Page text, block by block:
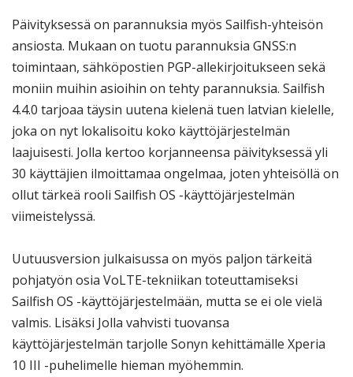
Päivityksessä on parannuksia myös Sailfish-yhteisön
ansiosta. Mukaan on tuotu parannuksia GNSS:n
toimintaan, sähköpostien PGP-allekirjoitukseen sekä
moniin muihin asioihin on tehty parannuksia. Sailfish
4.4.0 tarjoaa täysin uutena kielenä tuen latvian kielelle,
joka on nyt lokalisoitu koko käyttöjärjestelmän
laajuisesti. Jolla kertoo korjanneensa päivityksessä yli
30 käyttäjien ilmoittamaa ongelmaa, joten yhteisöllä on
ollut tärkeä rooli Sailfish OS -käyttöjärjestelmän
viimeistelyssä.
Uutuusversion julkaisussa on myös paljon tärkeitä
pohjatyön osia VoLTE-tekniikan toteuttamiseksi
Sailfish OS -käyttöjärjestelmään, mutta se ei ole vielä
valmis. Lisäksi Jolla vahvisti tuovansa
käyttöjärjestelmän tarjolle Sonyn kehittämälle Xperia
10 III -puhelimelle hieman myöhemmin.